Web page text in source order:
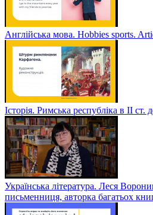
Англійська мова. Hobbies sports.
Історія. Римська республіка в ІІ ст.
Українська література. Леся
письменниця, авторка багатьох